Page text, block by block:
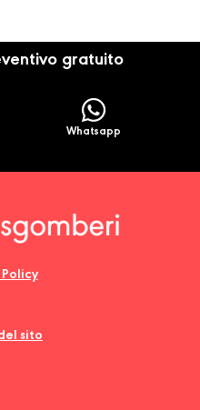
gratuito
Whatsapp
Policy
sito